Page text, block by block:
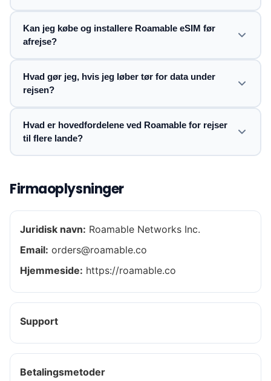
Kan jeg købe og installere Roamable eSIM før
afrejse?
Hvad gør jeg, hvis jeg løber tør for data under
rejsen?
Hvad er hovedfordelene ved Roamable for rejser
til flere lande?
Firmaoplysninger
Juridisk navn: Roamable Networks Inc.
Email: orders@roamable.co
Hjemmeside: https://roamable.co
Support
Betalingsmetoder